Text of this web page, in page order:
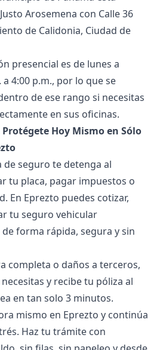
Arosemena con Calle 36
de Calidonia, Ciudad de
presencial es de lunes a
4:00 p.m., por lo que se
de ese rango si necesitas
en sus oficinas.
Hoy Mismo en Sólo
de seguro te detenga al
tu placa, pagar impuestos o
En Eprezto puedes cotizar,
tu seguro vehicular
forma rápida, segura y sin
completa o daños a terceros,
y recibe tu póliza al
en tan solo 3 minutos.
mismo en Eprezto y continúa
Haz tu trámite con